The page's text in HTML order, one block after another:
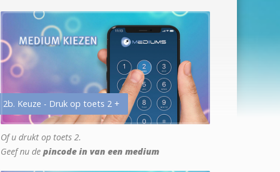
2b. Keuze - Druk op toets 2 +
Of u drukt op toets 2.
Geef nu de pincode in van een medium